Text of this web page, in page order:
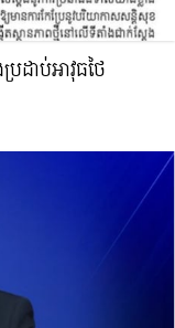
រដាប់អាវុធថៃ